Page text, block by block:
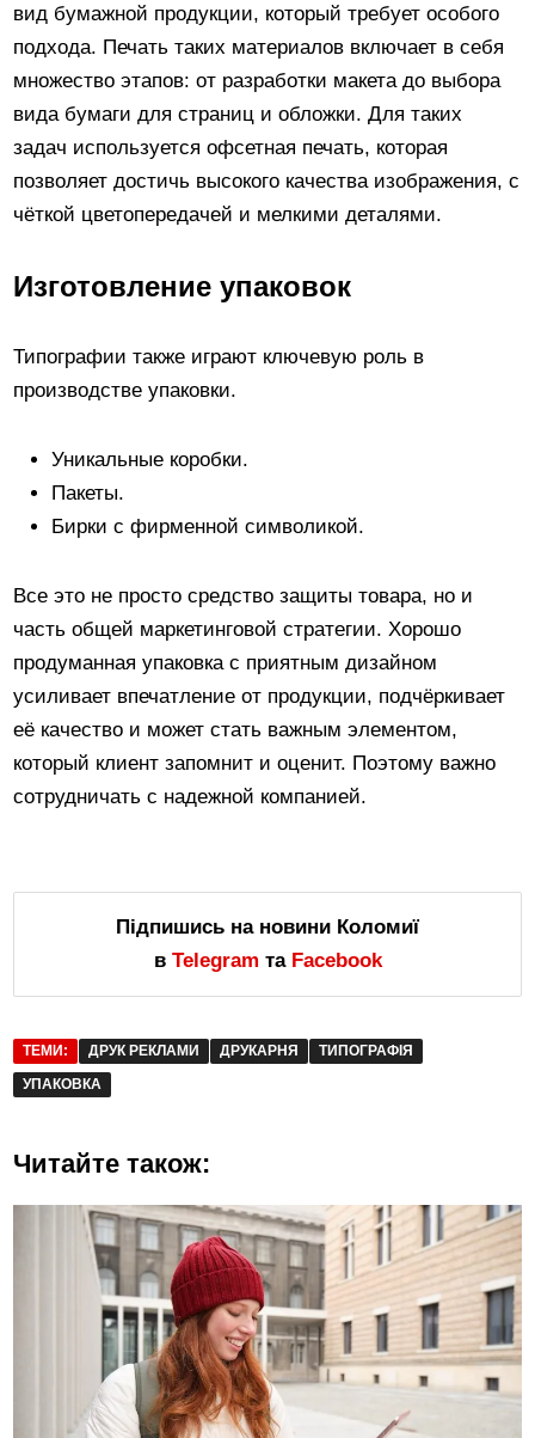
вид бумажной продукции, который требует особого
подхода. Печать таких материалов включает в себя
множество этапов: от разработки макета до выбора
вида бумаги для страниц и обложки. Для таких
задач используется офсетная печать, которая
позволяет достичь высокого качества изображения, с
чёткой цветопередачей и мелкими деталями.
Изготовление упаковок
Типографии также играют ключевую роль в
производстве упаковки.
Уникальные коробки.
Пакеты.
Бирки с фирменной символикой.
Все это не просто средство защиты товара, но и
часть общей маркетинговой стратегии. Хорошо
продуманная упаковка с приятным дизайном
усиливает впечатление от продукции, подчёркивает
её качество и может стать важным элементом,
который клиент запомнит и оценит. Поэтому важно
сотрудничать с надежной компанией.
Підпишись на новини Коломиї
в Telegram та Facebook
ТЕМИ: ДРУК РЕКЛАМИ ДРУКАРНЯ
ТИПОГРАФІЯ
УПАКОВКА
Читайте також: